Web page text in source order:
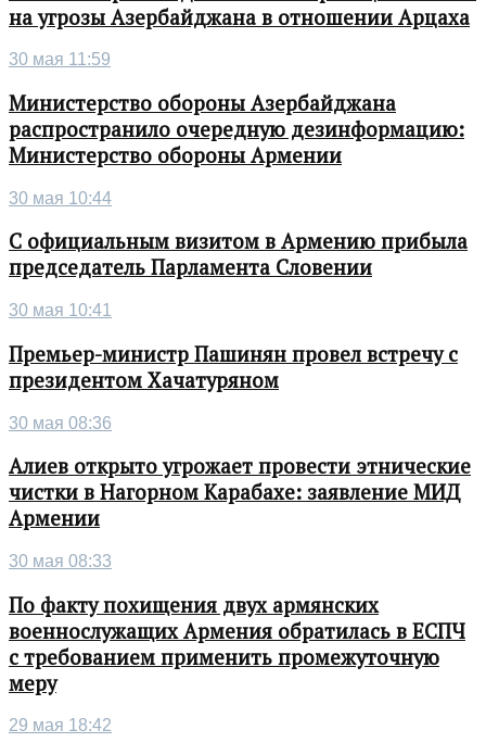
на угрозы Азербайджана в отношении Арцаха
30 мая 11:59
Министерство обороны Азербайджана
распространило очередную дезинформацию:
Министерство обороны Армении
30 мая 10:44
С официальным визитом в Армению прибыла
председатель Парламента Словении
30 мая 10:41
Премьер-министр Пашинян провел встречу с
президентом Хачатуряном
30 мая 08:36
Алиев открыто угрожает провести этнические
чистки в Нагорном Карабахе: заявление МИД
Армении
30 мая 08:33
По факту похищения двух армянских
военнослужащих Армения обратилась в ЕСПЧ
с требованием применить промежуточную
меру
29 мая 18:42